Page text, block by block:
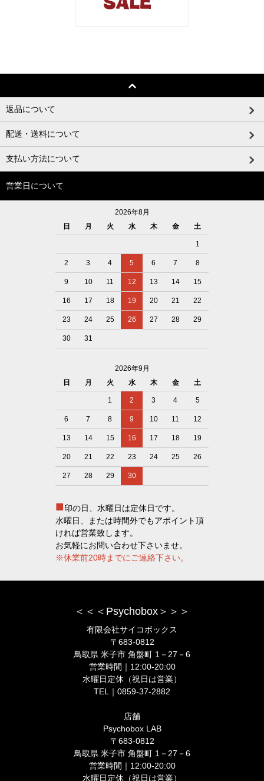
返品について
配送・送料について
支払い方法について
営業日について
2026年8月
日
月 火 水 木 金 土
1
2 3 4 5 6 7 8
9 10 11 12 13 14 15
16 17 18 19 20 21 22
23 24 25 26 27 28 29
30 31
2026年9月
日
月 火 水 木 金 土
1 2 3 4 5
6 7 8 9 10 11 12
13 14 15 16 17 18 19
20 21 22 23 24 25 26
27 28 29 30
■印の日、水曜日は定休日です。
水曜日、または時間外でもアポイント頂
ければ営業致します。
お気軽にお問い合わせ下さいませ。
※休業前20時までにご連絡下さい。
＜＜＜Psychobox＞＞＞
有限会社サイコボックス
〒683-0812
鳥取県 米子市 角盤町 1－27－6
営業時間｜12:00-20:00
水曜日定休（祝日は営業）
TEL｜0859-37-2882
店舗
Psychobox LAB
〒683-0812
鳥取県 米子市 角盤町 1－27－6
営業時間｜12:00-20:00
水曜日定休（祝日は営業）